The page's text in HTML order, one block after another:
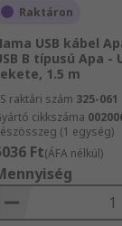
Raktáron
USB kábel
B típusú Apa -
1.5 m
raktári szám 325-061
cikkszáma
(1 egység)
Ft(ÁFA nélkül)